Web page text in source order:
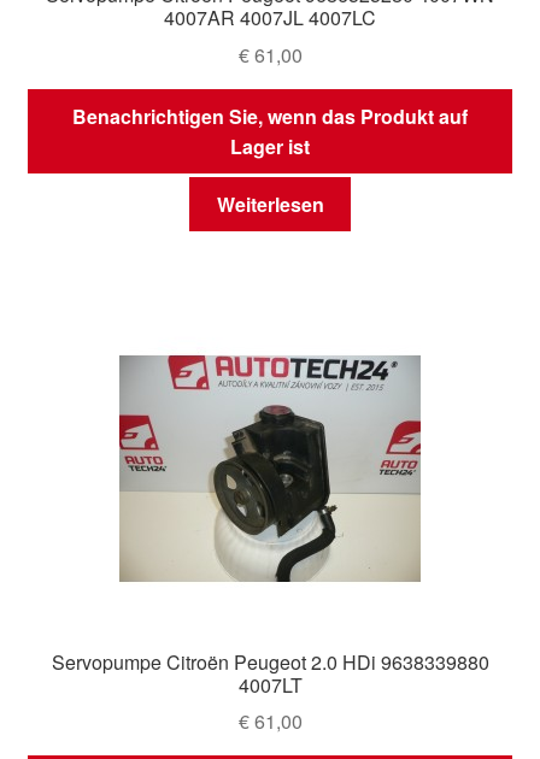
4007AR 4007JL 4007LC
€61,00
Benachrichtigen Sie, wenn das Produkt auf
Lager ist
Weiterlesen
Servopumpe Citroën Peugeot 2.0 HDi 9638339880
4007LT
€61,00